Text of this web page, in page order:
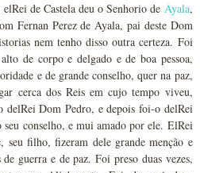
de Castela deu o Senhorio de Ayala,
Fernan Perez de Ayala, pai deste Dom
nem tenho disso outra certeza. Foi
de corpo e delgado e de boa pessoa,
e de grande conselho, quer na paz,
cerca dos Reis em cujo tempo viveu,
delRei Dom Pedro, e depois foi-o delRei
conselho, e mui amado por ele. ElRei
filho, fizeram dele grande menção e
guerra e de paz. Foi preso duas vezes,